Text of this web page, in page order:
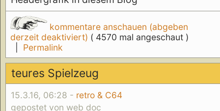
kommentare anschauen (abgeben
derzeit deaktiviert) ( 4570 mal angeschaut )
Permalink
teures Spielzeug
15.3.16, 06:28 - retro & C64
gepostet von web doc